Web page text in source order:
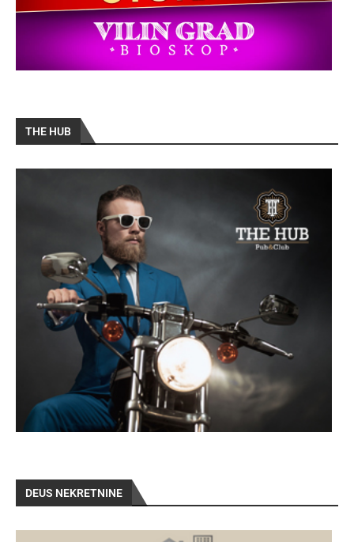
THE HUB
DEUS NEKRETNINE